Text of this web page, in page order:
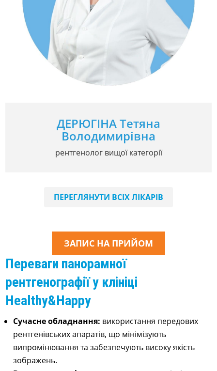
ДЕРЮГІНА Тетяна
Володимирівна
рентгенолог вищої категорії
ПЕРЕГЛЯНУТИ ВСІХ ЛІКАРІВ
ЗАПИС НА ПРИЙОМ
Переваги панорамної
рентгенографії у клініці
Healthy&Happy
Сучасне обладнання: використання передових
рентгенівських апаратів, що мінімізують
випромінювання та забезпечують високу якість
зображень.